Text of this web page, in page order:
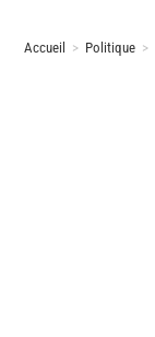
Accueil > Politique >